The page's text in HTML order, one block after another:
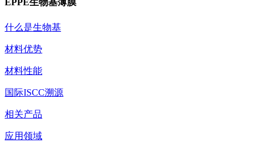
EPPE生物基薄膜
什么是生物基
材料优势
材料性能
国际ISCC溯源
相关产品
应用领域